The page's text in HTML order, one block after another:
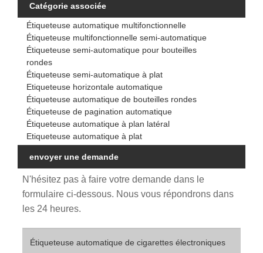
Catégorie associée
Étiqueteuse automatique multifonctionnelle
Étiqueteuse multifonctionnelle semi-automatique
Étiqueteuse semi-automatique pour bouteilles
rondes
Étiqueteuse semi-automatique à plat
Etiqueteuse horizontale automatique
Étiqueteuse automatique de bouteilles rondes
Étiqueteuse de pagination automatique
Étiqueteuse automatique à plan latéral
Etiqueteuse automatique à plat
envoyer une demande
N'hésitez pas à faire votre demande dans le
formulaire ci-dessous. Nous vous répondrons dans
les 24 heures.